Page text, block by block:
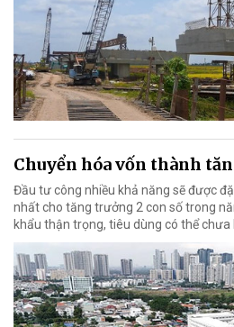
Chuyển hóa vốn thành
Đầu tư công nhiều khả năng sẽ được
nhất cho tăng trưởng 2 con số trong
khẩu thận trọng, tiêu dùng có thể